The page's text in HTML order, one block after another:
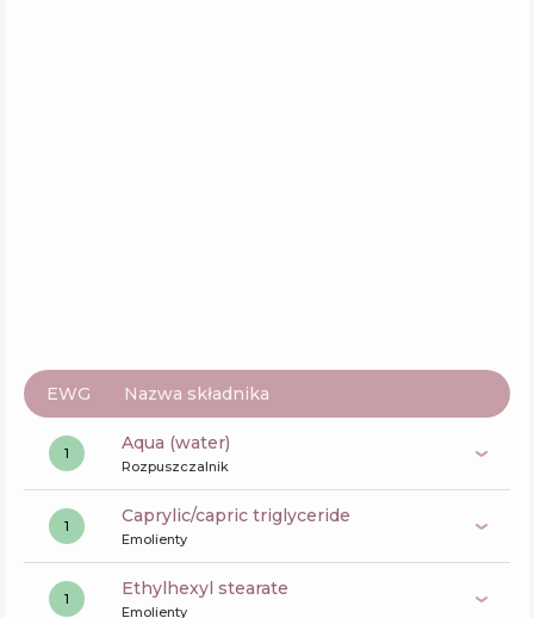
EWG Nazwa składnika
1 aqua (water)
Rozpuszczalnik
1 caprylic/capric triglyceride
Emolienty
1 ethylhexyl stearate
Emolienty